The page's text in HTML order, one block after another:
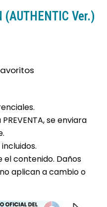
(AUTHENTIC Ver.)
se enviara
el contenido. Daños
aplican a cambio o